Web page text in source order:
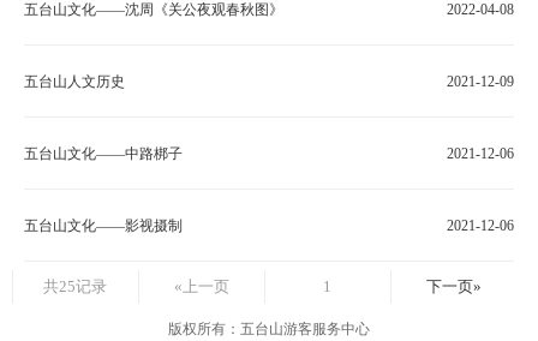
五台山文化——沈周《关公夜观春秋图》 2022-04-08
五台山人文历史 2021-12-09
五台山文化——中路梆子 2021-12-06
五台山文化——影视摄制 2021-12-06
共25记录 «上一页 1 下一页»
版权所有：五台山游客服务中心